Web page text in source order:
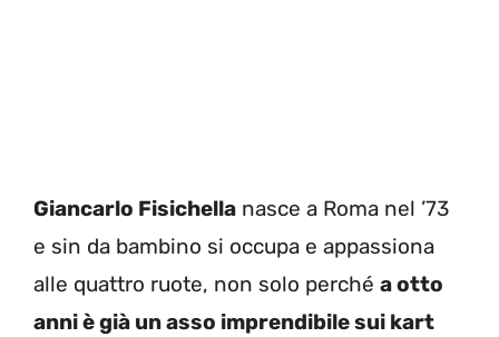
Giancarlo Fisichella nasce a Roma nel ’73
e sin da bambino si occupa e appassiona
alle quattro ruote, non solo perché a otto
anni è già un asso imprendibile sui kart